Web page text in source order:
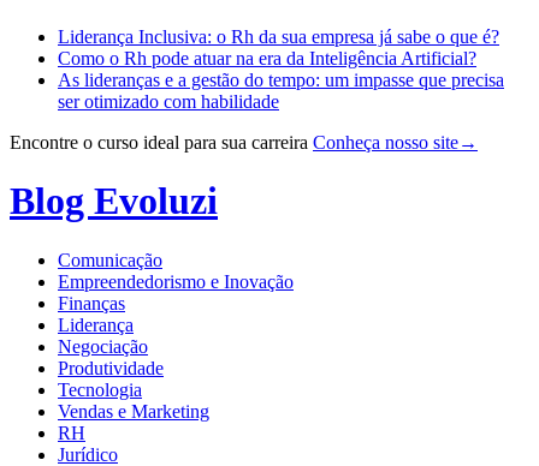
Liderança Inclusiva: o Rh da sua empresa já sabe o que é?
Como o Rh pode atuar na era da Inteligência Artificial?
As lideranças e a gestão do tempo: um impasse que precisa
ser otimizado com habilidade
Encontre o curso ideal para sua carreira Conheça nosso site→
para
conteúdo
Blog Evoluzi
Comunicação
Empreendedorismo e Inovação
Finanças
Liderança
Negociação
Produtividade
Tecnologia
Vendas e Marketing
RH
Jurídico